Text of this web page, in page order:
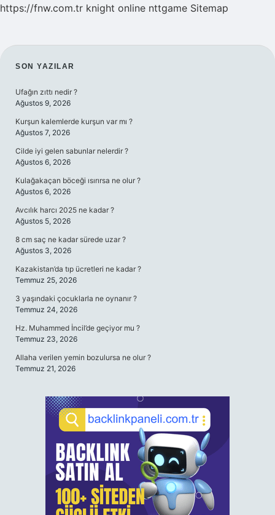
https://fnw.com.tr knight online nttgame Sitemap
SIDEBAR
SON YAZILAR
Ufağın zıttı nedir ?
Ağustos 9, 2026
Kurşun kalemlerde kurşun var mı ?
Ağustos 7, 2026
Cilde iyi gelen sabunlar nelerdir ?
Ağustos 6, 2026
Kulağakaçan böceği ısırırsa ne olur ?
Ağustos 6, 2026
Avcılık harcı 2025 ne kadar ?
Ağustos 5, 2026
8 cm saç ne kadar sürede uzar ?
Ağustos 3, 2026
Kazakistan’da tıp ücretleri ne kadar ?
Temmuz 25, 2026
3 yaşındaki çocuklarla ne oynanır ?
Temmuz 24, 2026
Hz. Muhammed İncil’de geçiyor mu ?
Temmuz 23, 2026
Allaha verilen yemin bozulursa ne olur ?
Temmuz 21, 2026